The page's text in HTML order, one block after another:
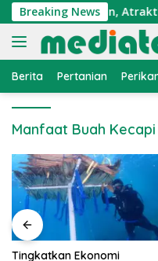
Langsung
ke
konten
Breaking News
Nelayan, Atraktor
Berita Pertanian
Manfaat Buah Kecapi
PDKT Danau Tempe